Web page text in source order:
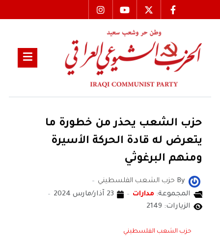
حزب الشعب يحذر من خطورة ما
يتعرض له قادة الحركة الأسيرة
ومنهم البرغوثي
By حزب الشعب الفلسطيني
المجموعة: مدارات
23 آذار/مارس 2024
الزيارات: 2149
حزب الشعب الفلسطيني